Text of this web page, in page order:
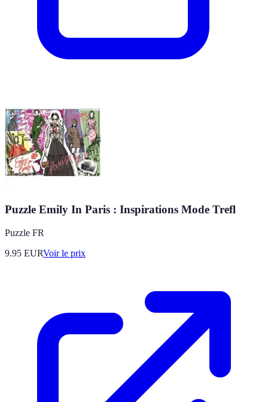
Puzzle Emily In Paris : Inspirations Mode Trefl
Puzzle FR
9.95 EURVoir le prix